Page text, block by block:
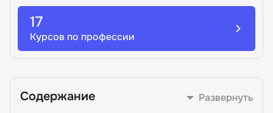
17
Курсов по профессии
Содержание Развернуть
Акции и промокоды